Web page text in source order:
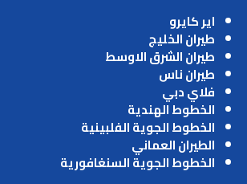
اير كايرو
طيران الخليج
طيران الشرق الاوسط
طيران ناس
فلاي دبي
الخطوط الهندية
الخطوط الجوية الفلبينية
الطيران العماني
الخطوط الجوية السنغافورية